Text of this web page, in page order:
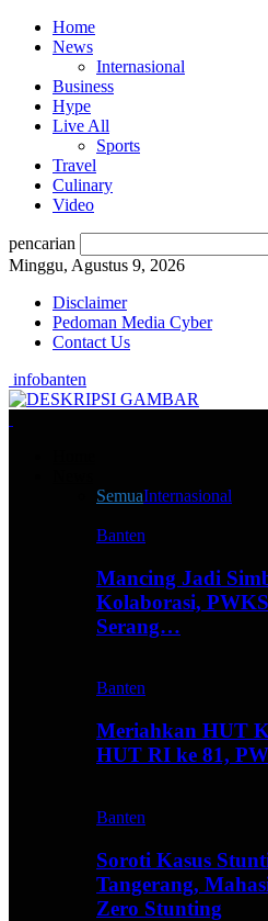
Home
News
Internasional
Business
Hype
Live All
Sports
Travel
Culinary
Video
pencarian
Minggu, Agustus 9, 2026
Disclaimer
Pedoman Media Cyber
Contact Us
infobanten
SemuaInternasional
Banten
Mancing Jadi
Kolaborasi,
Serang…
Banten
Meriahkan HUT
HUT RI ke 81,
Banten
Soroti Kasus
Tangerang,
Zero Stunting